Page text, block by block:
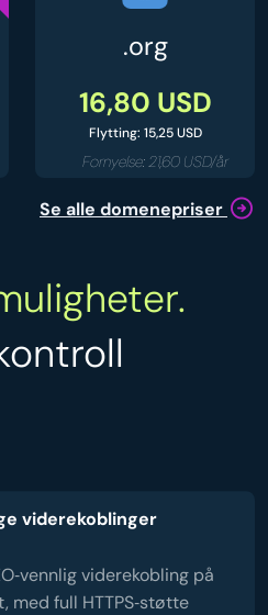
.org
16,80 USD
Flytting: 15,25 USD
Fornyelse: 21,60 USD/år
Se alle domenepriser
viderekoblinger
viderekobling på
med full HTTPS‑støtte